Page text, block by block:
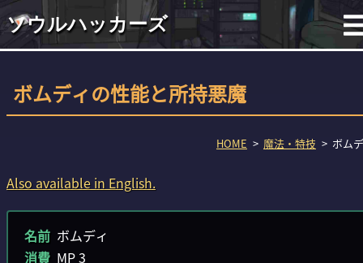
ソウルハッカーズ
ボムディの性能と所持悪魔
HOME 魔法・特技 ボム
Also available in English.
名前 ボムディ
消費 MP 3